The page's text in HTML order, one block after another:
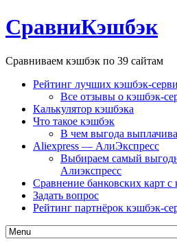
СравниКэшбэк
Сравниваем кэшбэк по 39 сайтам
Рейтинг лучших кэшбэк-
Все отзывы о кэшбэк-
Калькулятор кэшбэка
Что такое кэшбэк
В чем выгода
Aliexpress — АлиЭкспресс
Выбираем самый
Алиэкспресс
Сравнение банковских карт с
Задать вопрос
Рейтинг партнёрок кэшбэк-